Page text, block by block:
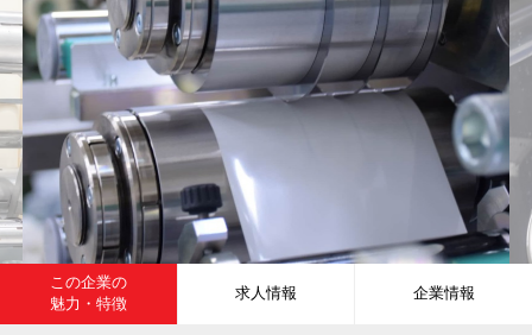
この企業の
魅力・特徴
求人情報 企業情報